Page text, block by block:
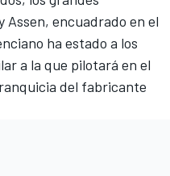
Assen, encuadrado en el
ha estado a los
a la que pilotará en el
del fabricante